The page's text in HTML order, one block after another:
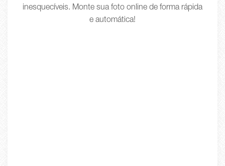
inesquecíveis. Monte sua foto online de forma rápida
e automática!